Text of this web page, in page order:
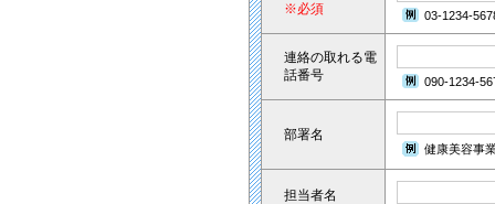
※必須
03-1234-
連絡の取れる電
話番号
090-1234-
部署名
健康美容事
担当者名